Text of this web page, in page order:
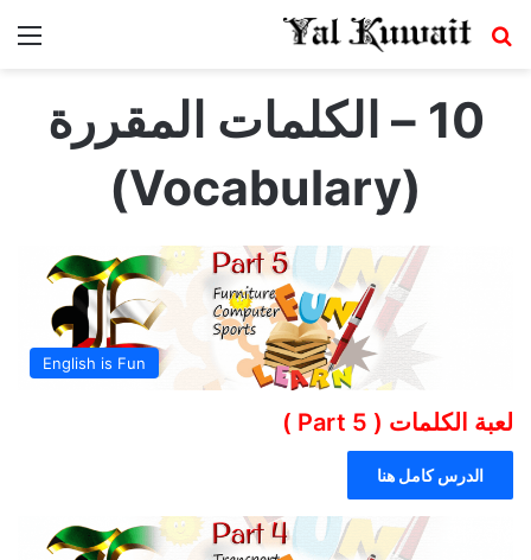
بحث عن
10 – الكلمات المقررة
(Vocabulary)
English is Fun
لعبة الكلمات ( Part 5 )
الدرس كامل هنا